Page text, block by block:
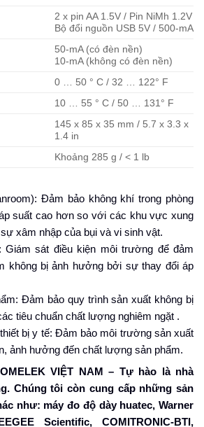
2 x pin AA 1.5V / Pin NiMh 1.2V
Bộ đổi nguồn USB 5V / 500-mA
50-mA (có đèn nền)
10-mA (không có đèn nền)
0 … 50 ° C / 32 … 122° F
10 … 55 ° C / 50 … 131 ° F
145 x 85 x 35 mm / 5.7 x 3.3 x
1.4 in
Khoảng 285 g / < 1 lb
Đảm bảo không khí trong phòng
suất cao hơn so với các khu vực xung
xâm nhập của bụi và vi sinh vật.
Giám sát điều kiện môi trường để đảm
không bị ảnh hưởng bởi sự thay đổi áp
Đảm bảo quy trình sản xuất không bị
tiêu chuẩn chất lượng nghiêm ngặt .
bị y tế: Đảm bảo môi trường sản xuất
ảnh hưởng đến chất lượng sản phẩm.
VIỆT NAM – Tự hào là nhà
Chúng tôi còn cung cấp những sản
như: máy đo độ dày huatec, Warner
Scientific, COMITRONIC-BTI,